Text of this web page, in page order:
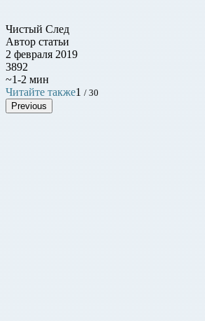
Чистый След
Автор статьи
2 февраля 2019
3892
~1-2 мин
Читайте также1 / 30
Previous